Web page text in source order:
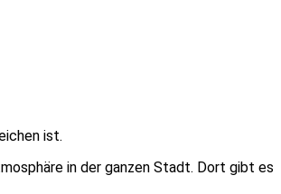
ist.
in der ganzen Stadt. Dort gibt es